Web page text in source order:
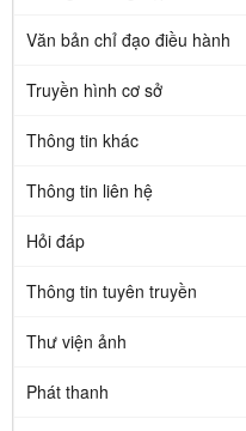
Văn bản chỉ đạo điều hành
Truyền hình cơ sở
Thông tin khác
Thông tin liên hệ
Hỏi đáp
Thông tin tuyên truyền
Thư viện ảnh
Phát thanh